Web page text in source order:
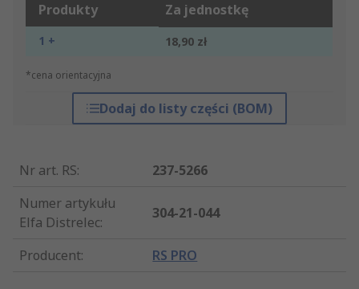
Produkty Za jednostkę
1 + 18,90 zł
*cena orientacyjna
Dodaj do listy części (BOM)
Nr art. RS:
237-5266
Numer artykułu
Elfa Distrelec:
304-21-044
Producent: RS PRO